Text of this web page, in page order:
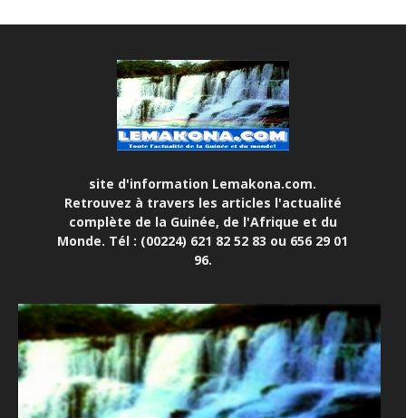
site d'information Lemakona.com.
Retrouvez à travers les articles l'actualité
complète de la Guinée, de l'Afrique et du
Monde. Tél : (00224) 621 82 52 83 ou 656 29 01
96.